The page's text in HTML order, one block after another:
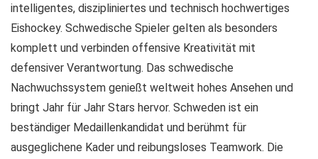
intelligentes, diszipliniertes und technisch hochwertiges
Eishockey. Schwedische Spieler gelten als besonders
komplett und verbinden offensive Kreativität mit
defensiver Verantwortung. Das schwedische
Nachwuchssystem genießt weltweit hohes Ansehen und
bringt Jahr für Jahr Stars hervor. Schweden ist ein
beständiger Medaillenkandidat und berühmt für
ausgeglichene Kader und reibungsloses Teamwork. Die